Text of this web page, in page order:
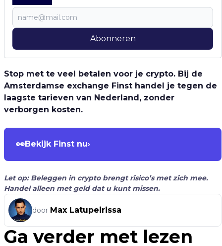
Abonneren
Stop met te veel betalen voor je crypto. Bij de
Amsterdamse exchange Finst handel je tegen de
laagste tarieven van Nederland, zonder
verborgen kosten.
👀Bekijk Finst nu›
Let op: Beleggen in crypto brengt risico’s met zich mee.
Handel alleen met geld dat u kunt missen.
door Max Latupeirissa
Ga verder met lezen